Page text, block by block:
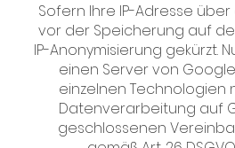
Sofern Ihre IP-Adresse
vor der Speicherung auf
IP-Anonymisierung gekürzt.
einen Server von
einzelnen
Datenverarbeitung auf
geschlossenen